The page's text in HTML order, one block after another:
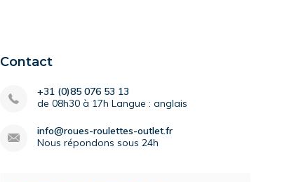
Contact
+31 (0)85 076 53 13
de 08h30 à 17h Langue : anglais
info@roues-roulettes-outlet.fr
Nous répondons sous 24h